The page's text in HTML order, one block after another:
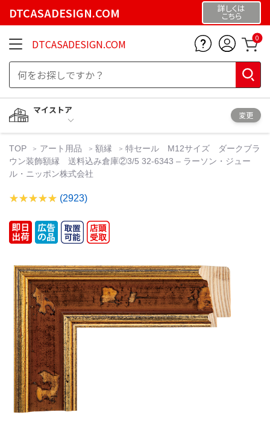
DTCASADESIGN.COM 詳しくは
こちら
DTCASADESIGN.COM 0
マイストア
変更
TOP アート用品 額縁
特セール M12サイズ ダークブラ
ウン装飾額縁 送料込み倉庫②3/5 32-6343 – ラーソン・ジュー
ル・ニッポン株式会社
(2923)